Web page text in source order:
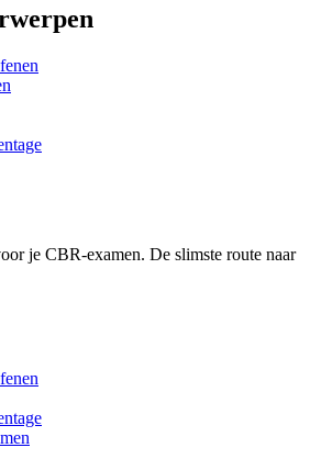
je CBR-examen. De slimste route naar